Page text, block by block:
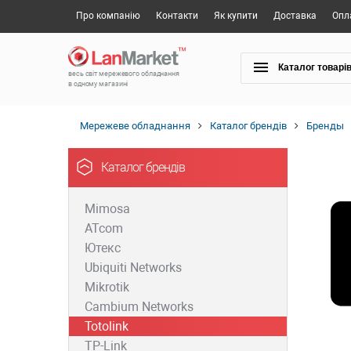
Про компанію Контакти Як купити Доставка
весь світ мережевого обладнання
в одному магазині
Каталог товарів
Мережеве обладнання Каталог брендів Бренды
Каталог брендів
Mimosa
ATcom
Ютекс
Ubiquiti Networks
Mikrotik
Cambium Networks
Totolink
TP-Link